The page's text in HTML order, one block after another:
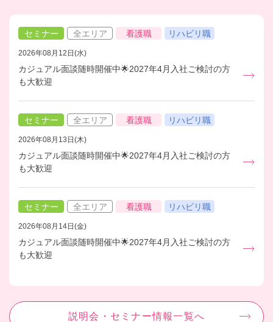
セミナー 全エリア 看護職 リハビリ職
2026年08月12日(水)
カジュアル面談随時開催中🌟2027年4月入社ご検討の方
も大歓迎
セミナー 全エリア 看護職 リハビリ職
2026年08月13日(木)
カジュアル面談随時開催中🌟2027年4月入社ご検討の方
も大歓迎
セミナー 全エリア 看護職 リハビリ職
2026年08月14日(金)
カジュアル面談随時開催中🌟2027年4月入社ご検討の方
も大歓迎
説明会・セミナー情報一覧へ